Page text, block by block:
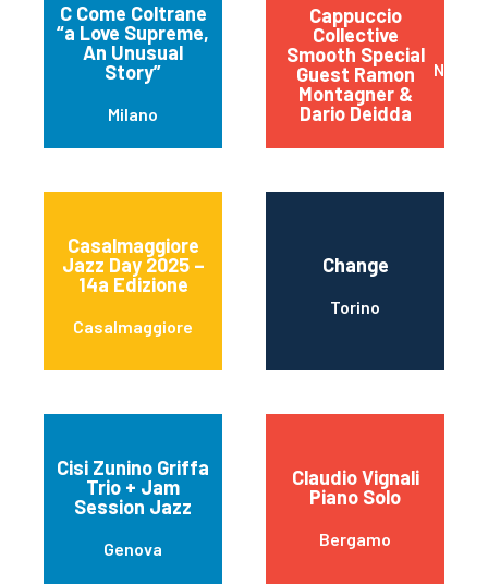
C Come Coltrane
“a Love Supreme,
An Unusual
Story”
Milano
Cappuccio
Collective
Smooth Special
Guest Ramon
Montagner &
Dario Deidda
Napoli
Casalmaggiore
Jazz Day 2025 –
14a Edizione
Casalmaggiore
Change
Torino
Cisi Zunino Griffa
Trio + Jam
Session Jazz
Genova
Claudio Vignali
Piano Solo
Bergamo